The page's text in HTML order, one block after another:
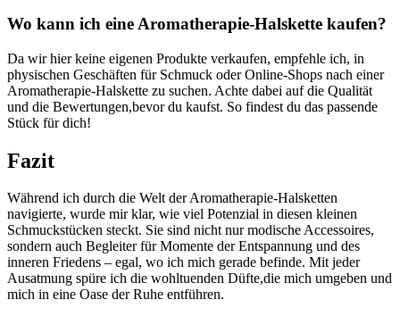
Wo kann ich eine Aromatherapie-Halskette kaufen?
Da wir hier keine ​eigenen‍ Produkte verkaufen, empfehle ich, in⁢
physischen Geschäften für Schmuck oder⁣ Online-Shops nach einer
Aromatherapie-Halskette zu suchen. Achte dabei auf ‌die⁣ Qualität
und die Bewertungen,bevor du kaufst. So findest du das passende
Stück für⁢ dich!
Fazit
Während ⁢ich durch die Welt der Aromatherapie-Halsketten
navigierte, wurde mir klar, wie viel Potenzial in ​diesen kleinen
Schmuckstücken steckt. Sie sind nicht nur modische Accessoires,
sondern auch Begleiter⁢ für Momente der Entspannung‍ und des
inneren Friedens – egal, wo ich ⁤mich gerade befinde. ⁢Mit jeder
Ausatmung spüre⁤ ich die wohltuenden Düfte,die mich umgeben ⁣und
mich in eine Oase der Ruhe entführen.